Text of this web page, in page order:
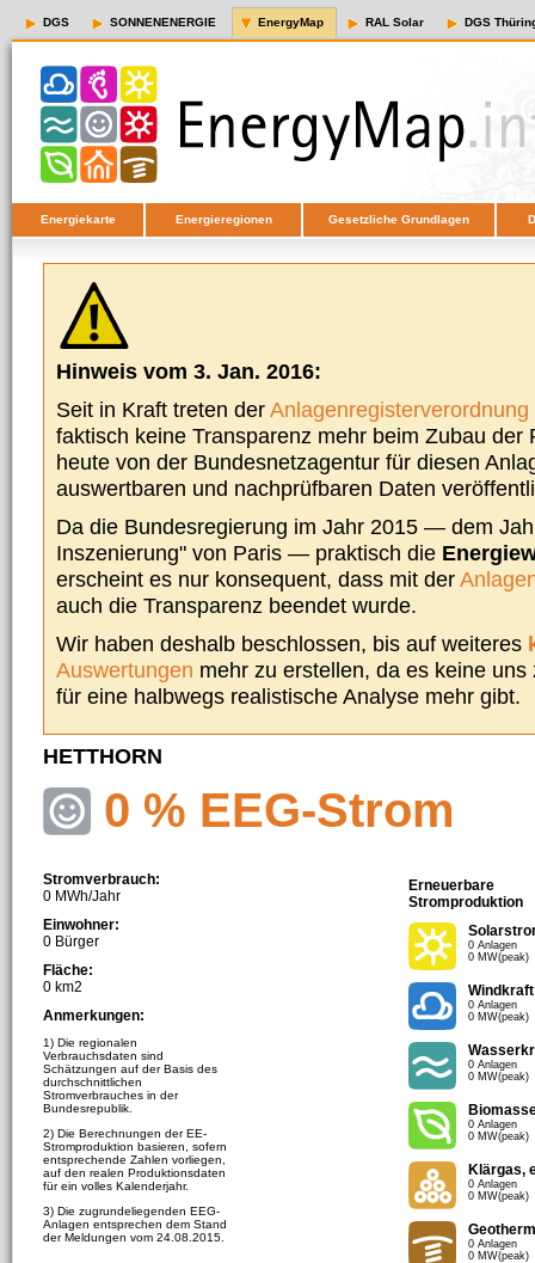
DGS SONNENENERGIE EnergyMap RAL Solar DGS
Energiekarte Energieregionen Gesetzliche Grundlagen
Hinweis vom 3. Jan. 2016:
Seit in Kraft treten derAnlagenregisterverordnung
faktisch keine Transparenz mehr beim Zubau der
heute von der Bundesnetzagentur für diesen
auswertbaren und nachprüfbaren Daten
Da die Bundesregierung im Jahr 2015 — dem
Inszenierung" von Paris — praktisch die
erscheint es nur konsequent, dass mit der
auch die Transparenz beendet wurde.
Wir haben deshalb beschlossen, bis auf weiteres
Auswertungen mehr zu erstellen, da es keine
für eine halbwegs realistische Analyse mehr gibt.
HETTHORN
0 % EEG-Strom
Stromverbrauch:
0 MWh/Jahr
Einwohner:
0 Bürger
Fläche:
0 km2
Anmerkungen:
1) Die regionalen
Verbrauchsdaten sind
Schätzungen auf der Basis des
durchschnittlichen
Stromverbrauches in der
Bundesrepublik.
2) Die Berechnungen der EE-
Stromproduktion basieren, sofern
entsprechende Zahlen vorliegen,
auf den realen Produktionsdaten
für ein volles Kalenderjahr.
3) Die zugrundeliegenden EEG-
Anlagen entsprechen dem Stand
der Meldungen vom 24.08.2015.
Erneuerbare
Stromproduktion
0 Anlagen
0 MW(peak)
Windkraft
0 Anlagen
0 MW(peak)
0 Anlagen
0 MW(peak)
0 Anlagen
0 MW(peak)
Klärgas,
0 Anlagen
0 MW(peak)
0 Anlagen
0 MW(peak)